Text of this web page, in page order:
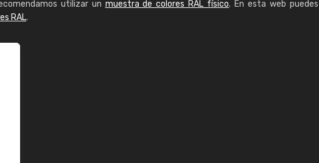
utilizar un muestra de colores RAL físico. En esta web puedes
RAL.